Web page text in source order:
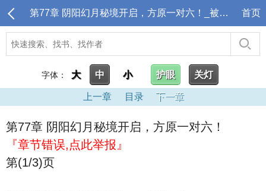
第77章 阴阳幻月秘境开启，方原一对六！_被逐出宗门后，师尊跪求我原谅 首页
字体： 大 中 小 护眼 关灯
上一章 目录 下一章
第77章 阴阳幻月秘境开启，方原一对六！
『章节错误,点此举报』
第(1/3)页